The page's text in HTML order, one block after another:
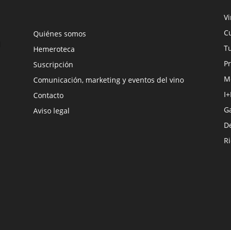
Quiénes somos
Hemeroteca
Suscripción
Comunicación, marketing y eventos del vino
Contacto
Aviso legal